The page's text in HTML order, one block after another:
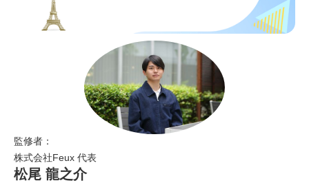
監修者：
株式会社Feux 代表
松尾 龍之介